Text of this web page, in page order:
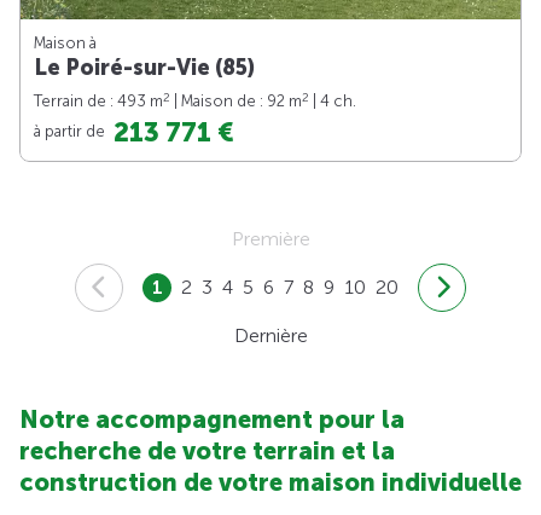
Maison à
Le Poiré-sur-Vie (85)
Terrain de : 493 m2 | Maison de : 92 m2
| 4 ch.
à partir de 213 771 €
Première
1 2 3 4 5 6 7 8 9 10 20
Dernière
Notre accompagnement pour la
recherche de votre terrain et la
construction de votre maison individuelle